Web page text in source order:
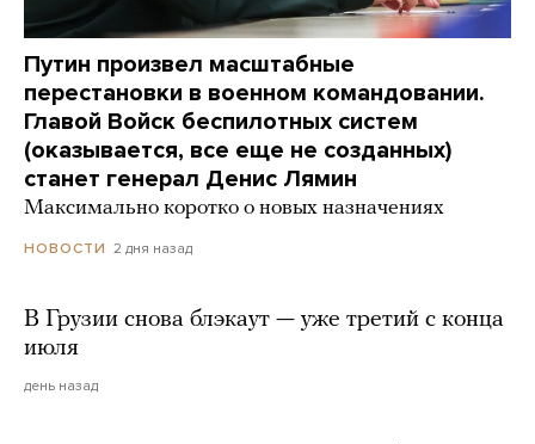
Путин произвел масштабные
перестановки в военном командовании.
Главой Войск беспилотных систем
(оказывается, все еще не созданных)
станет генерал Денис Лямин
Максимально коротко о новых назначениях
НОВОСТИ 2 дня назад
В Грузии снова блэкаут — уже третий с конца
июля
день назад